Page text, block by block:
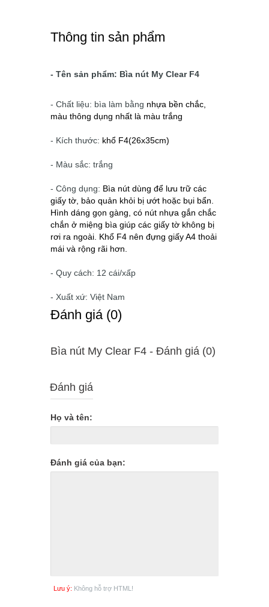
Thông tin sản phẩm
- Tên sản phẩm: Bìa nút My Clear F4
- Chất liệu: bìa làm bằng nhựa bền chắc,
màu thông dụng nhất là màu trắng
- Kích thước: khổ F4(26x35cm)
- Màu sắc: trắng
- Công dụng: Bìa nút dùng để lưu trữ các
giấy tờ, bảo quản khỏi bị ướt hoặc bụi bẩn.
Hình dáng gọn gàng, có nút nhựa gắn chắc
chắn ở miệng bìa giúp các giấy tờ không bị
rơi ra ngoài. Khổ F4 nên đựng giấy A4 thoải
mái và rộng rãi hơn.
- Quy cách: 12 cái/xấp
- Xuất xứ: Việt Nam
Ðánh giá (0)
Bìa nút My Clear F4 - Ðánh giá (0)
Đánh giá
Họ và tên:
Đánh giá của bạn:
Lưu ý: Không hỗ trợ HTML!